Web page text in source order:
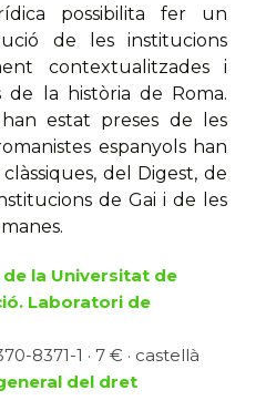
possibilita fer un
de les institucions
contextualitzades i
de la història de Roma.
estat preses de les
espanyols han
del Digest, de
de Gai i de les
la Universitat de
Laboratori de
8371-1 · 7 € · castellà
del dret